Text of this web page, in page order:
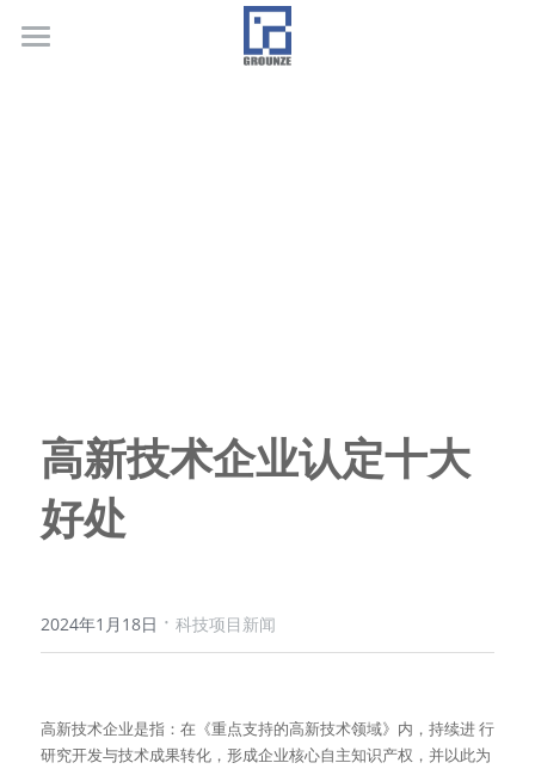
高新技术企业认定十大
好处
2024年1月18日 · 科技项目新闻
高新技术企业是指：在《重点支持的高新技术领域》内，持续进 行
研究开发与技术成果转化，形成企业核心自主知识产权，并以此为